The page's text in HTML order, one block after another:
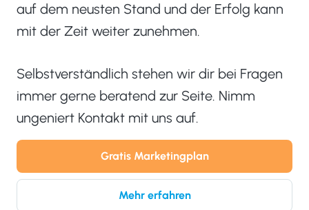
auf dem neusten Stand und der Erfolg kann
mit der Zeit weiter zunehmen.
Selbstverständlich stehen wir dir bei Fragen
immer gerne beratend zur Seite. Nimm
ungeniert Kontakt mit uns auf.
Gratis Marketingplan
Mehr erfahren